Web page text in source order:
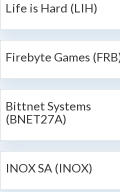
Life is Hard (LIH)
Firebyte Games
Bittnet Systems
(BNET27A)
INOX SA (INOX)